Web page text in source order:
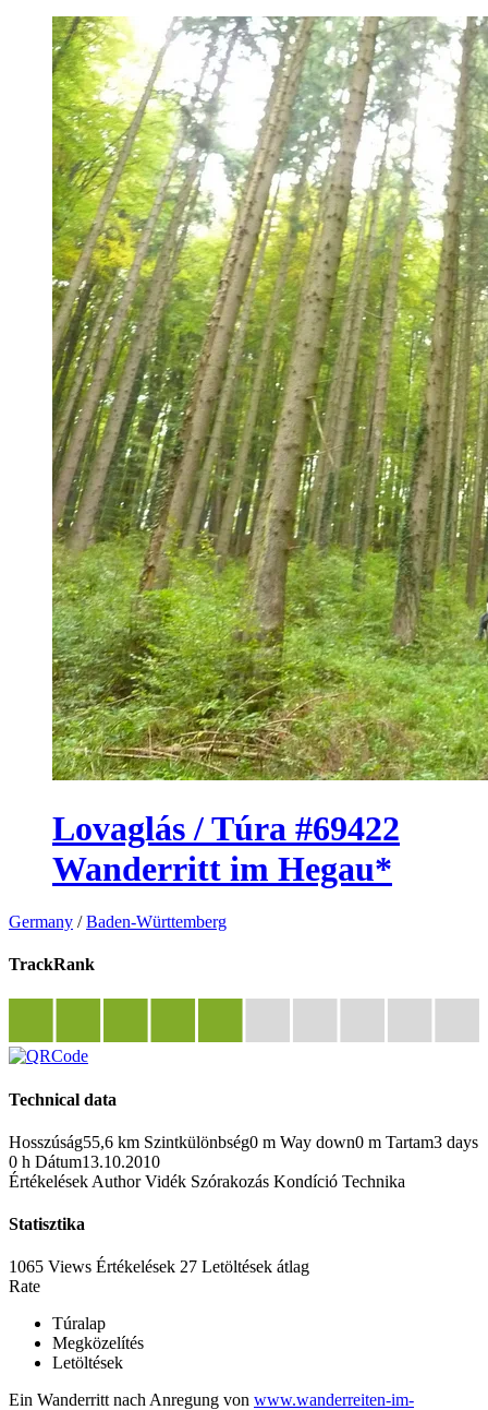
Lovaglás / Túra #69422
Wanderritt im Hegau*
Germany /Baden-Württemberg
TrackRank
Technical data
Hosszúság55,6 km Szintkülönbség0 m Way down0 m Tartam3 days
0 h Dátum13.10.2010
Értékelések Author Vidék Szórakozás Kondíció Technika
Statisztika
1065 Views Értékelések 27 Letöltések átlag
Rate
Túralap
Megközelítés
Letöltések
Ein Wanderritt nach Anregung von www.wanderreiten-im-